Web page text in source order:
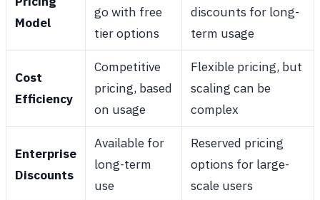
Model
go with free
tier options
discounts for long-
term usage
Cost
Efficiency
Competitive
pricing, based
on usage
Flexible pricing, but
scaling can be
complex
Enterprise
Discounts
Available for
long-term
use
Reserved pricing
options for large-
scale users